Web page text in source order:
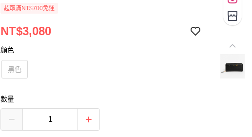
超取滿NT$700免運
NT$3,080
顏色
黑色
數量